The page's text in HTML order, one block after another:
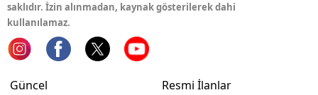
saklıdır. İzin alınmadan, kaynak gösterilerek dahi
kullanılamaz.
Güncel
Resmi İlanlar